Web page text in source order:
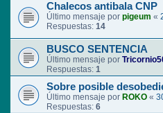
Chalecos antibala CNP
Último mensaje por pigeum «
Respuestas: 14
BUSCO SENTENCIA
Último mensaje por
Respuestas: 1
Sobre posible
Último mensaje por ROKO «
Respuestas: 6